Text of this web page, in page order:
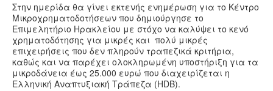
Στην ημερίδα θα γίνει εκτενής ενημέρωση για το Κέντρο
Μικροχρηματοδοτήσεων που δημιούργησε το
Επιμελητήριο Ηρακλείου με στόχο να καλύψει το κενό
χρηματοδότησης για μικρές και πολύ μικρές
επιχειρήσεις που δεν πληρούν τραπεζικά κριτήρια,
καθώς και να παρέχει ολοκληρωμένη υποστήριξη για τα
μικροδάνεια έως 25.000 ευρώ που διαχειρίζεται η
Ελληνική Αναπτυξιακή Τράπεζα (HDB).